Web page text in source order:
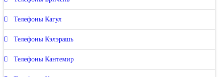
Телефоны Кагул
Телефоны Кэлэрашь
Телефоны Кантемир